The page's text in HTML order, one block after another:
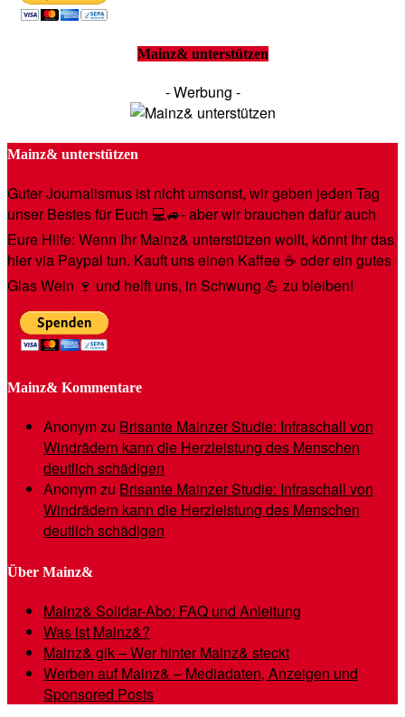
Mainz& unterstützen
- Werbung -
Mainz& unterstützen
Guter Journalismus ist nicht umsonst, wir geben jeden Tag
unser Bestes für Euch 💻🚙- aber wir brauchen dafür auch
Eure Hilfe: Wenn Ihr Mainz& unterstützen wollt, könnt Ihr das
hier via Paypal tun. Kauft uns einen Kaffee ☕️ oder ein gutes
Glas Wein 🍷 und helft uns, in Schwung 💪 zu bleiben!
Mainz& Kommentare
Anonymzu Brisante Mainzer Studie: Infraschall von
Windrädern kann die Herzleistung des Menschen
deutlich schädigen
Anonymzu Brisante Mainzer Studie: Infraschall von
Windrädern kann die Herzleistung des Menschen
deutlich schädigen
Über Mainz&
Mainz& Solidar-Abo: FAQ und Anleitung
Was ist Mainz&?
Mainz& gik – Wer hinter Mainz& steckt
Werben auf Mainz& – Mediadaten, Anzeigen und
Sponsored Posts